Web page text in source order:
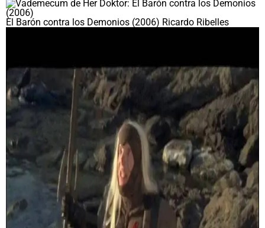
El Barón contra los Demonios (2006) Ricardo Ribelles